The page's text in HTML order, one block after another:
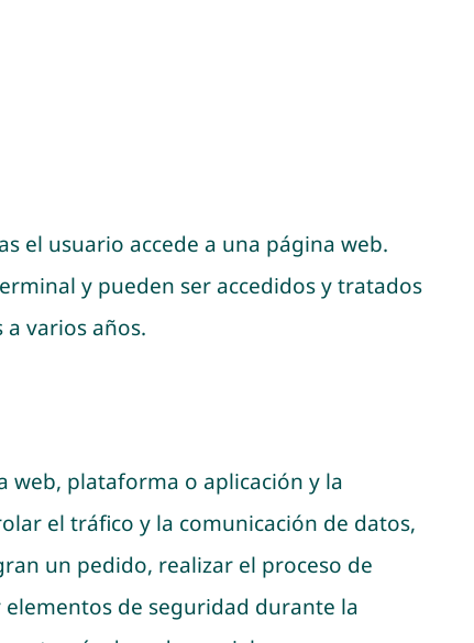
el usuario accede a una página web.
y pueden ser accedidos y tratados
varios años.
web, plataforma o aplicación y la
el tráfico y la comunicación de datos,
un pedido, realizar el proceso de
de seguridad durante la